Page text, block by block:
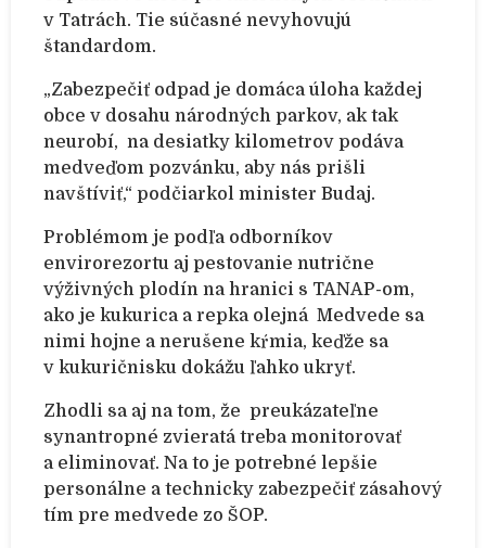
v Tatrách. Tie súčasné nevyhovujú
štandardom.
„Zabezpečiť odpad je domáca úloha každej
obce v dosahu národných parkov, ak tak
neurobí, na desiatky kilometrov podáva
medveďom pozvánku, aby nás prišli
navštíviť,“ podčiarkol minister Budaj.
Problémom je podľa odborníkov
envirorezortu aj pestovanie nutrične
výživných plodín na hranici s TANAP-om,
ako je kukurica a repka olejná Medvede sa
nimi hojne a nerušene kŕmia, keďže sa
v kukuričnisku dokážu ľahko ukryť.
Zhodli sa aj na tom, že preukázateľne
synantropné zvieratá treba monitorovať
a eliminovať. Na to je potrebné lepšie
personálne a technicky zabezpečiť zásahový
tím pre medvede zo ŠOP.